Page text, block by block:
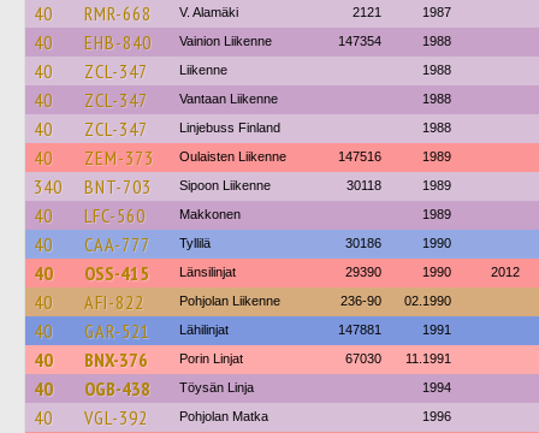
40 RMR-668 V. Alamäki 2121 1987
40 EHB-840 Vainion Liikenne 147354 1988
40 ZCL-347 Liikenne 1988
40 ZCL-347 Vantaan Liikenne 1988
40 ZCL-347 Linjebuss Finland 1988
40 ZEM-373 Oulaisten Liikenne 147516 1989
340 BNT-703 Sipoon Liikenne 30118 1989
40 LFC-560 Makkonen 1989
40 CAA-777 Tyllilä 30186 1990
40 OSS-415 Länsilinjat 29390 1990 2012
40 AFI-822 Pohjolan Liikenne 236-90 02.1990
40 GAR-521 Lähilinjat 147881 1991
40 BNX-376 Porin Linjat 67030 11.1991
40 OGB-438 Töysän Linja 1994
40 VGL-392 Pohjolan Matka 1996